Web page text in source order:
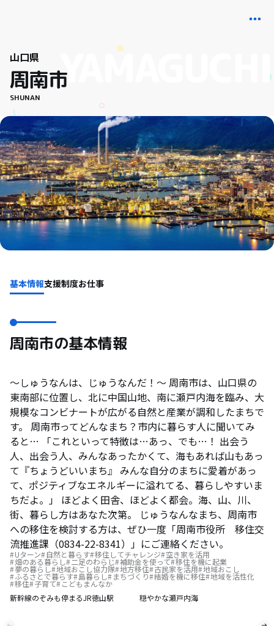
山口県
周南市
SHUNAN
基本情報支援制度お仕事
周南市の基本情報
～しゅうなんは、じゅうなんだ！～ 周南市は、山口県の
東南部に位置し、北に中国山地、南に瀬戸内海を臨み、大
規模なコンビナートが広がる自然と産業が調和したまちで
す。 周南市ってどんなまち？市内に暮らす人に聞いてみ
ると… 「これといって特徴は…あっ、でも…！ 出会う
人、出会う人、みんなあったかくて、海もあれば山もあっ
て『ちょうどいいまち』 みんな自分のまちに愛着があっ
て、ポジティブなエネルギーに溢れてる、暮らしやすいま
ちだよ。」 ほどよく田舎、ほどよく都会。海、山、川、
街、暮らし方はあなた次第。 じゅうなんなまち、周南市
への移住を検討する方は、ぜひ一度「周南市役所 移住交
流推進課（0834-22-8341）」にご連絡ください。
Uターン 自然と暮らす 移住してチャレンジ 空き家を活用
畑のある暮らし 二足のわらじ 補助金を使って 移住を機に起業
夢の暮らし 地域おこし協力隊 地方移住 古民家を活用 地域おこし
ふるさとで暮らす 島暮らし まちづくり 結婚を機に移住 地域を活性化
移住 子育て こどもまんなか
新幹線のぞみも停まるJR徳山駅
穏やかな瀬戸内海